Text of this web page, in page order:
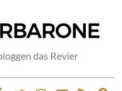
das Revier